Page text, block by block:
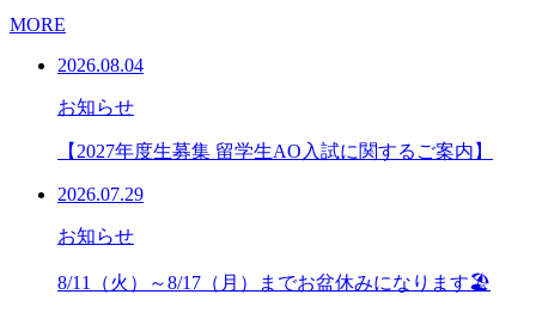
MORE
2026.08.04
お知らせ
【2027年度生募集 留学生AO入試に関するご案内】
2026.07.29
お知らせ
8/11（火）～8/17（月）までお盆休みになります🏖